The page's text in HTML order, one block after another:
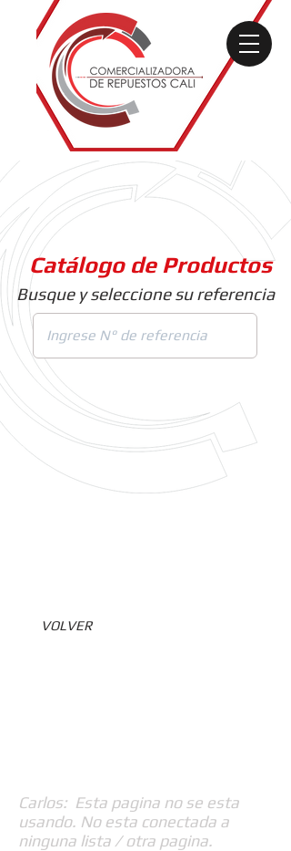
Catálogo de Productos
Busque y seleccione su referencia
VOLVER
Carlos: Esta pagina no se esta
usando. No esta conectada a
ninguna lista / otra pagina.